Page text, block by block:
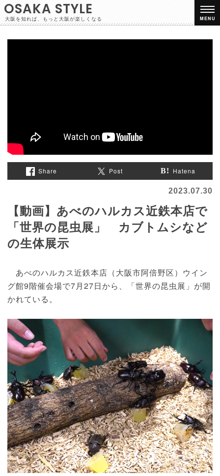
OSAKA STYLE
大阪を知れば、もっと大阪が楽しくなる MENU
Share Post Hatena
2023.07.30
【動画】あべのハルカス近鉄本店で
「世界の昆虫展」 カブトムシなど
の生体展示
あべのハルカス近鉄本店（大阪市阿倍野区）ウイン
グ館9階催会場で7月27日から、「世界の昆虫展」が開
かれている。